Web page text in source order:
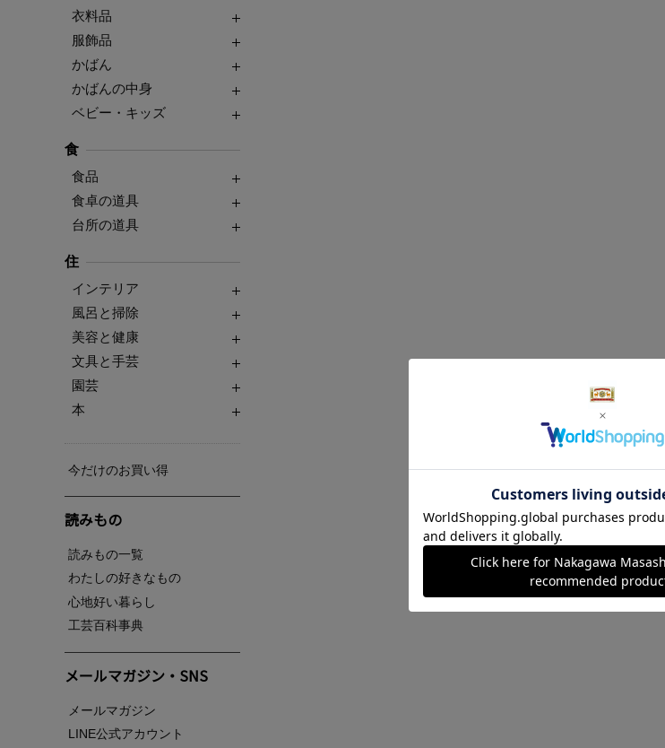
衣料品
服飾品
かばん
かばんの中身
ベビー・キッズ
食
食品
食卓の道具
台所の道具
住
インテリア
風呂と掃除
美容と健康
文具と手芸
園芸
本
今だけのお買い得
読みもの
読みもの一覧
わたしの好きなもの
心地好い暮らし
工芸百科事典
メールマガジン・SNS
メールマガジン
LINE公式アカウント